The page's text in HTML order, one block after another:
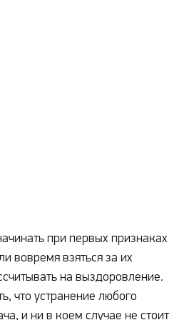
при первых признаках
вовремя взяться за их
на выздоровление.
что устранение любого
и ни в коем случае не стоит